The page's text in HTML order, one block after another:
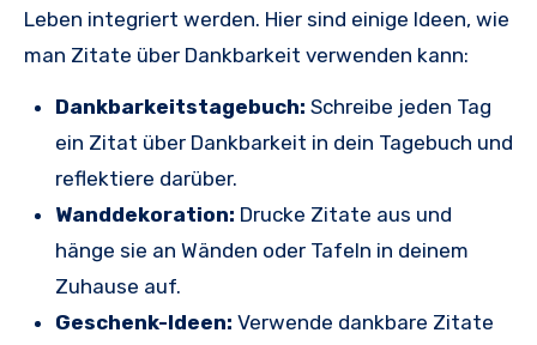
Leben integriert werden. Hier sind einige Ideen, wie
man Zitate über Dankbarkeit verwenden kann:
Dankbarkeitstagebuch: Schreibe jeden Tag
ein Zitat über Dankbarkeit in dein Tagebuch und
reflektiere darüber.
Wanddekoration: Drucke Zitate aus und
hänge sie an Wänden oder Tafeln in deinem
Zuhause auf.
Geschenk-Ideen: Verwende dankbare Zitate